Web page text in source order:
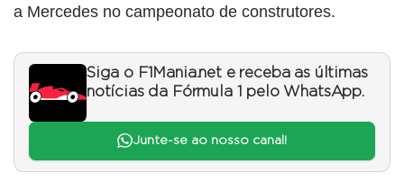
a Mercedes no campeonato de construtores.
Siga o F1Mania.net e receba as últimas
notícias da Fórmula 1 pelo WhatsApp.
Junte-se ao nosso canal!